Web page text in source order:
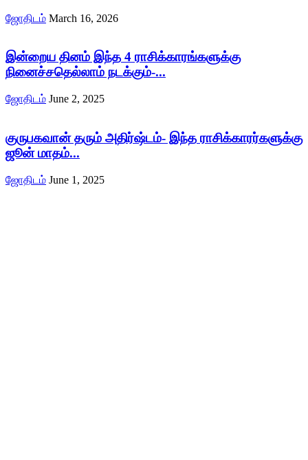
ஜோதிடம் March 16, 2026
இன்றைய தினம் இந்த 4 ராசிக்காரங்களுக்கு
நினைச்சதெல்லாம் நடக்கும்-...
ஜோதிடம் June 2, 2025
குருபகவான் தரும் அதிர்ஷ்டம்- இந்த ராசிக்காரர்களுக்கு
ஜூன் மாதம்...
ஜோதிடம் June 1, 2025